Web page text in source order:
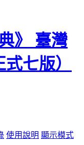
使用說明 顯示模式